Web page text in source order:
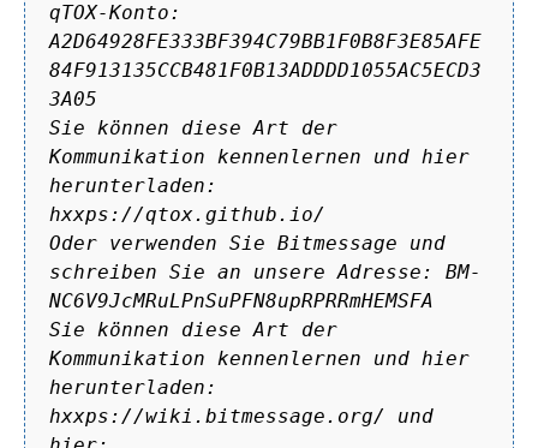
qTOX-Konto:
A2D64928FE333BF394C79BB1F0B8F3E85AFE
84F913135CCB481F0B13ADDDD1055AC5ECD3
3A05
Sie können diese Art der
Kommunikation kennenlernen und hier
herunterladen:
hxxps://qtox.github.io/
Oder verwenden Sie Bitmessage und
schreiben Sie an unsere Adresse: BM-
NC6V9JcMRuLPnSuPFN8upRPRRmHEMSFA
Sie können diese Art der
Kommunikation kennenlernen und hier
herunterladen:
hxxps://wiki.bitmessage.org/ und